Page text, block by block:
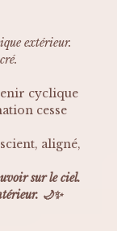
extérieur.
cyclique
cesse
aligné,
sur le ciel.
🌙✨